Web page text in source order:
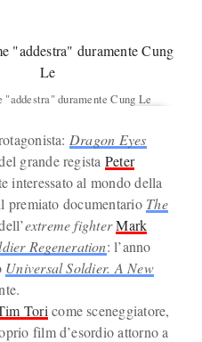
"addestra" duramente Cung Le
Dragon Eyes
grande regista Peter
interessato al mondo della
premiato documentario The
extreme fighter Mark
Regeneration: l’anno
Universal Soldier. A New
Tori come sceneggiatore,
film d’esordio attorno a